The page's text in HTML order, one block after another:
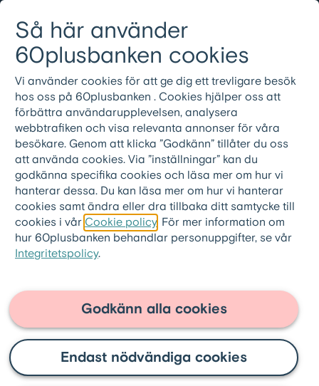
Så här använder
60plusbanken cookies
Vi använder cookies för att ge dig ett trevligare besök
hos oss på 60plusbanken . Cookies hjälper oss att
förbättra användarupplevelsen, analysera
webbtrafiken och visa relevanta annonser för våra
besökare. Genom att klicka ”Godkänn” tillåter du oss
att använda cookies. Via ”inställningar” kan du
godkänna specifika cookies och läsa mer om hur vi
hanterar dessa. Du kan läsa mer om hur vi hanterar
cookies samt ändra eller dra tillbaka ditt samtycke till
cookies i vår Cookie policy . För mer information om
hur 60plusbanken behandlar personuppgifter, se vår
Integritetspolicy.
Endast nödvändiga cookies
Godkänn alla cookies
Meny
08-501 01 200
60plusbanken.se > 60pluslånet >
FAQ - Låna på huset som pensionär
FAQ - Låna på huset som
pensionär
Kan man låna pengar på huset som
pensionär?
Hur mycket kan man låna på bostaden som
Är det svårare att låna på huset som
pensionär?
Finns det särskilda lån för pensionärer?